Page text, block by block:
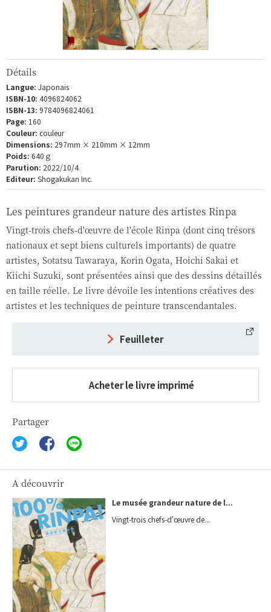
Détails
Langue: Japonais
ISBN-10: 4096824062
ISBN-13: 9784096824061
Page: 160
Couleur: couleur
Dimensions: 297mm × 210mm × 12mm
Poids: 640ｇ
Parution: 2022/10/4
Editeur: Shogakukan Inc.
Les peintures grandeur nature des artistes Rinpa
Vingt-trois chefs-d'œuvre de l'école Rinpa (dont cinq trésors
nationaux et sept biens culturels importants) de quatre
artistes, Sotatsu Tawaraya, Korin Ogata, Hoichi Sakai et
Kiichi Suzuki, sont présentées ainsi que des dessins détaillés
en taille réelle. Le livre dévoile les intentions créatives des
artistes et les techniques de peinture transcendantales.
Feuilleter
Acheter le livre imprimé
Partager
A découvrir
Le musée grandeur nature de l...
Vingt-trois chefs-d'œuvre de...